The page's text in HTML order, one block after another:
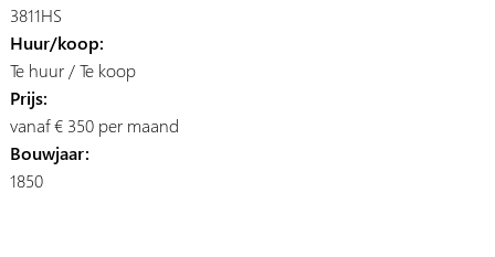
3811HS
Huur/koop:
Te huur / Te koop
Prijs:
vanaf € 350 per maand
Bouwjaar:
1850